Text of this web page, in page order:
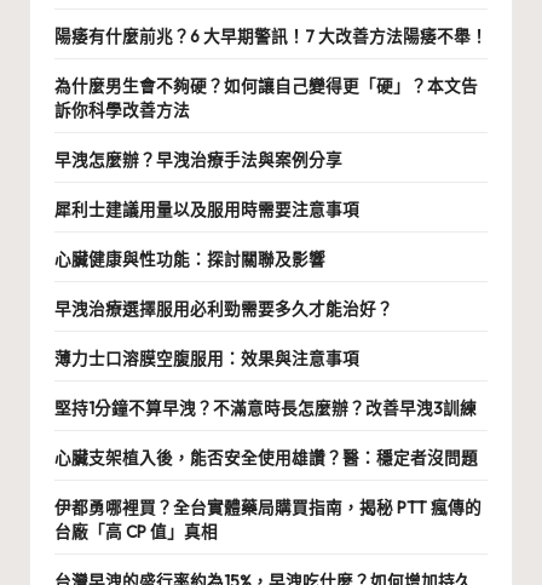
陽痿有什麼前兆？6 大早期警訊！7 大改善方法陽痿不舉！
為什麼男生會不夠硬？如何讓自己變得更「硬」？本文告
訴你科學改善方法
早洩怎麼辦？早洩治療手法與案例分享
犀利士建議用量以及服用時需要注意事項
心臟健康與性功能：探討關聯及影響
早洩治療選擇服用必利勁需要多久才能治好？
薄力士口溶膜空腹服用：效果與注意事項
堅持1分鐘不算早洩？不滿意時長怎麼辦？改善早洩3訓練
心臟支架植入後，能否安全使用雄讚？醫：穩定者沒問題
伊都勇哪裡買？全台實體藥局購買指南，揭秘 PTT 瘋傳的
台廠「高 CP 值」真相